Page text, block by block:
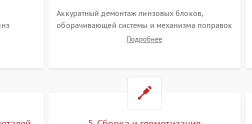
Аккуратный демонтаж линзовых блоков,
оборачивающей системы и механизма поправок
спецключами. Осмотр внутренних резьбовых
Подробнее